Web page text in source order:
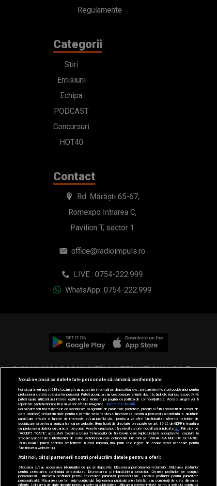
Regulamente
Categorii
Stiri
Emisiuni
Echipa
PODCAST
Concursuri
HOT40
Contact
Bd. Mărăști 65-67,
Romexpo Intrarea C,
Pavilion T, sector 1
office@radioimpuls.ro
LIVE : 0754-222.999
WhatsApp: 0754-222.999
© 2019-2026 DOGAN MEDIA INTERNATIONAL SA, Toate
drepturile rezervate.
Nouă ne pasă ca datele tale personale să rămână confidențiale
Noi și partenerii noștri589stocăm și/sau accesăm informații pe dispozitivul dvs., precum identificatorii cookie unici pentru
prelucrarea datelor cu caracter personal. Puteți accepta sau gestiona preferințele dvs. făcând clic mai jos, respectiv vă
puteți opune utilizării unui interes legitim în orice moment pe pagina cu politica de confidențialitate. Aceste alegeri vor fi
raportate partenerilor noștri și nu vă vor afecta navigarea.
Mai multe detalii
Noi si partenerii nostri (retelele de socializare si agentiile de publicitate partenere, precum si furnizorii nostri de servicii de
date analitice) prelucram date pentru a permite website-ului sa functioneze, pentru a personaliza continutul si anunturile
publicitare afisate in functie de interesele si/sau profilul dvs., pentru a va oferi functionalitati aferente retelelor de
socializare si pentru a analiza traficul pe website. Beneficiati de drepturile prevazute de art. 15-22 din GDPR in legatura
cu prelucrarea datelor cu caracter personal. Aceste drepturi pot fi exercitate prin modalitatea indicataaici . Prin click pe
“ACCEPT TOATE”, acceptati folosirea tuturor Tehnologiilor de tip Cookie, care implica inclusiv acceptul dvs. cu privire la
stocarea/accesarea informatiilor de catre Vendor-ii cu care colaboram. Prin click pe “VREAU SA MODIFIC SETARILE
INDIVIDUAL” puteti schimba preferintele in mod individual, mai putin cele legate de cookie strict necesare pentru
functionarea website-ului.
Atât noi, cât și partenerii noștri prelucrăm datele pentru a oferi:
Stocarea și/sau accesarea informațiilor de pe un dispozitiv. Măsurarea performanței reclamelor. Utilizarea profilurilor
pentru selectarea conținutului personalizat. Dezvoltarea și îmbunătățirea serviciilor. Crearea profilurilor de conținut
personalizat. Utilizarea profilurilor pentru selectarea publicității personalizate. Crearea profilurilor pentru publicitate
personalizată. Măsurarea performanței conținutului. Înțelegerea publicului prin statistici sau combinații de date din surse
diferite. Utilizarea de date limitate pentru a selecta publicitatea. Utilizarea datelor limitate pentru a selecta conținutul.